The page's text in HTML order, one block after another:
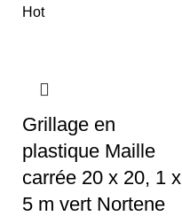
Hot
Grillage en
plastique Maille
carrée 20 x 20, 1 x
5 m vert Nortene